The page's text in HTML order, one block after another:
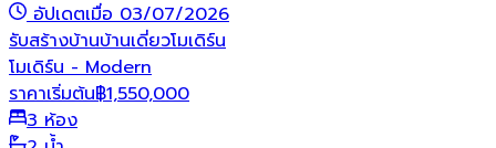
อัปเดตเมื่อ 03/07/2026
รับสร้างบ้านบ้านเดี่ยวโมเดิร์น
โมเดิร์น - Modern
ราคาเริ่มต้น฿1,550,000
3 ห้อง